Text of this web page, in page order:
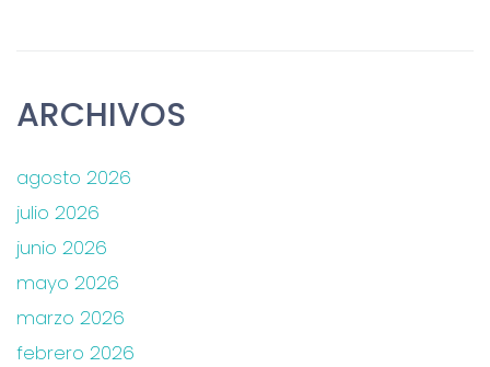
ARCHIVOS
agosto 2026
julio 2026
junio 2026
mayo 2026
marzo 2026
febrero 2026